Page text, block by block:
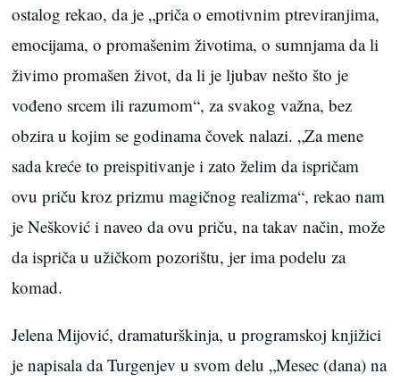
ostalog rekao, da je „priča o emotivnim ptreviranjima,
emocijama, o promašenim životima, o sumnjama da li
živimo promašen život, da li je ljubav nešto što je
vođeno srcem ili razumom“, za svakog važna, bez
obzira u kojim se godinama čovek nalazi. „Za mene
sada kreće to preispitivanje i zato želim da ispričam
ovu priču kroz prizmu magičnog realizma“, rekao nam
je Nešković i naveo da ovu priču, na takav način, može
da ispriča u užičkom pozorištu, jer ima podelu za
komad.
Jelena Mijović, dramaturškinja, u programskoj knjižici
je napisala da Turgenjev u svom delu „Mesec (dana) na